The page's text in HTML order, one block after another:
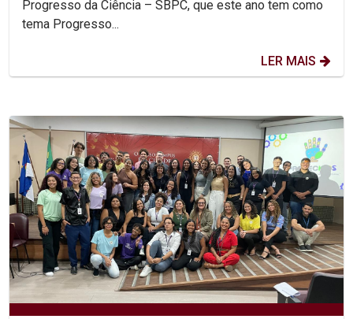
Progresso da Ciência – SBPC, que este ano tem como
tema Progresso...
LER MAIS